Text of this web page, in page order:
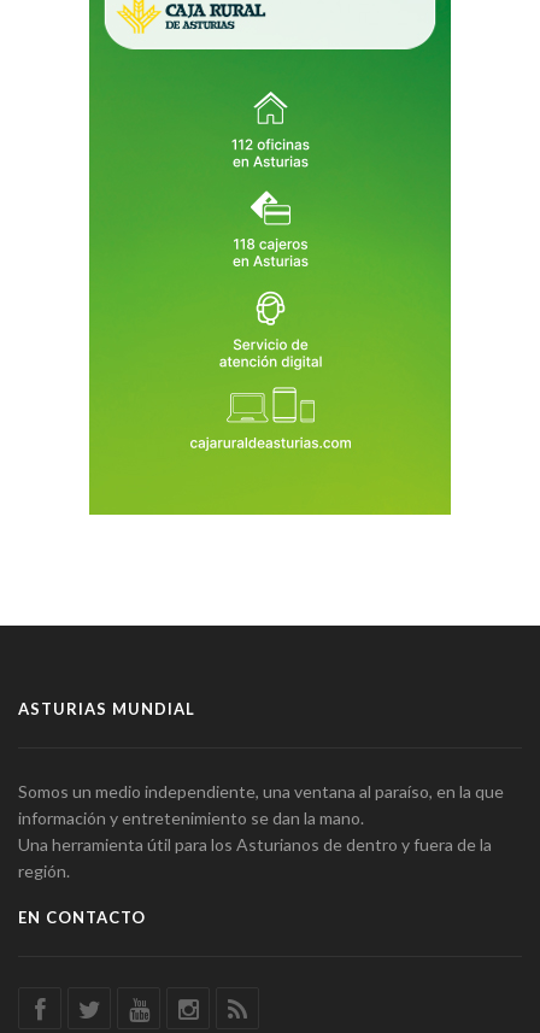
ASTURIAS MUNDIAL
Somos un medio independiente, una ventana al paraíso, en la que
información y entretenimiento se dan la mano.
Una herramienta útil para los Asturianos de dentro y fuera de la
región.
EN CONTACTO